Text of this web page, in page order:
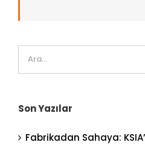
Ara:
Son Yazılar
Fabrikadan Sahaya: